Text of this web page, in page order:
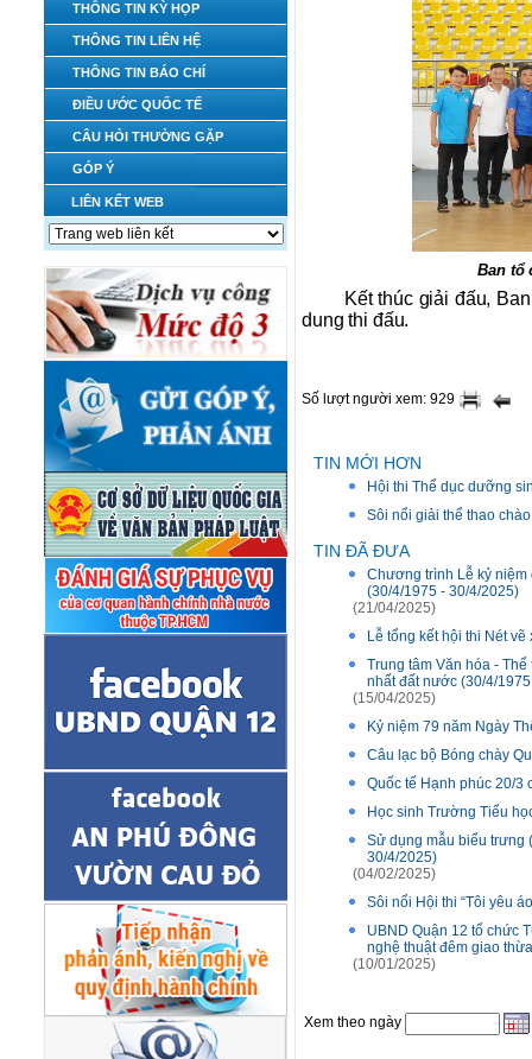
THÔNG TIN KỲ HỌP
THÔNG TIN LIÊN HỆ
THÔNG TIN BÁO CHÍ
ĐIỀU ƯỚC QUỐC TẾ
CÂU HỎI THƯỜNG GẶP
GÓP Ý
LIÊN KẾT WEB
Ban tổ
Kết thúc giải đấu,
dung thi đấu.
Số lượt người xem: 929
TIN MỚI HƠN
Hội thi Thể dục dưỡng
Sôi nổi giải thể thao
TIN ĐÃ ĐƯA
Chương trình Lễ kỷ niệm
(30/4/1975 - 30/4/2025)
(21/04/2025)
Lễ tổng kết hội thi Nét
Trung tâm Văn hóa -
nhất đất nước (30/4/
(15/04/2025)
Kỷ niệm 79 năm Ngày
Câu lạc bộ Bóng chày
Quốc tế Hạnh phúc 20/3
Học sinh Trường Tiểu
Sử dụng mẫu biểu trưng
30/4/2025)
(04/02/2025)
Sôi nổi Hội thi “Tôi yêu
UBND Quận 12 tổ chức
nghệ thuật đêm giao
(10/01/2025)
Xem theo ngày